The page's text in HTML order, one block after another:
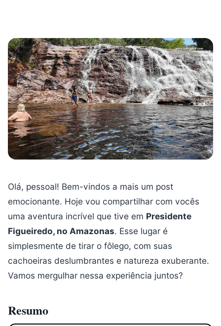
Olá, pessoal! Bem-vindos a mais um post
emocionante. Hoje vou compartilhar com vocês
uma aventura incrível que tive em Presidente
Figueiredo, no Amazonas. Esse lugar é
simplesmente de tirar o fôlego, com suas
cachoeiras deslumbrantes e natureza exuberante.
Vamos mergulhar nessa experiência juntos?
Resumo